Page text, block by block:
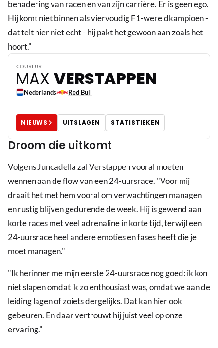
benadering van racen en van zijn carrière. Er is geen ego.
Hij komt niet binnen als viervoudig F1-wereldkampioen -
dat telt hier niet echt - hij pakt het gewoon aan zoals het
hoort."
COUREUR
MAX VERSTAPPEN
Nederlands Red Bull 3
NIEUWS UITSLAGEN STATISTIEKEN
Droom die uitkomt
Volgens Juncadella zal Verstappen vooral moeten
wennen aan de flow van een 24-uursrace. "Voor mij
draait het met hem vooral om verwachtingen managen
en rustig blijven gedurende de week. Hij is gewend aan
korte races met veel adrenaline in korte tijd, terwijl een
24-uursrace heel andere emoties en fases heeft die je
moet managen."
"Ik herinner me mijn eerste 24-uursrace nog goed: ik kon
niet slapen omdat ik zo enthousiast was, omdat we aan de
leiding lagen of zoiets dergelijks. Dat kan hier ook
gebeuren. En daar vertrouwt hij juist veel op onze
ervaring."